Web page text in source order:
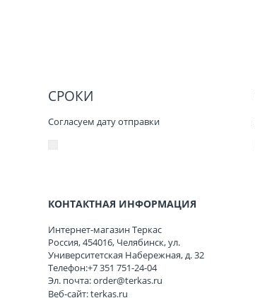
СРОКИ
Согласуем дату отправки
КОНТАКТНАЯ ИНФОРМАЦИЯ
Интернет-магазин Теркас
Россия,454016, Челябинск,ул.
Университетская Набережная, д. 32
Телефон:+7 351 751-24-04
Эл. почта:order@terkas.ru
Веб-сайт:terkas.ru